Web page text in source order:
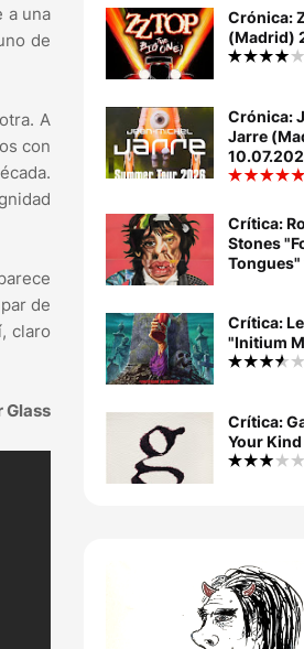
a una
de
A
con
de
claro
Glass
Crónica:
(Madrid)
Crónica:
Jarre
Crítica:
Stones
Tongues"
Crítica:
"Initium
Crítica:
Your